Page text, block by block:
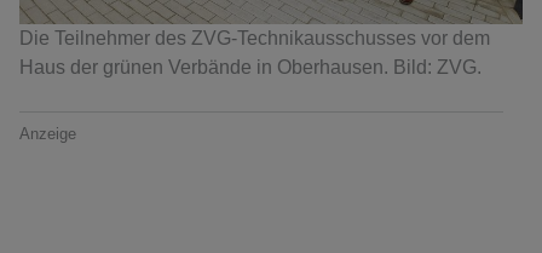
Die Teilnehmer des ZVG-Technikausschusses vor dem
Haus der grünen Verbände in Oberhausen. Bild: ZVG.
Anzeige